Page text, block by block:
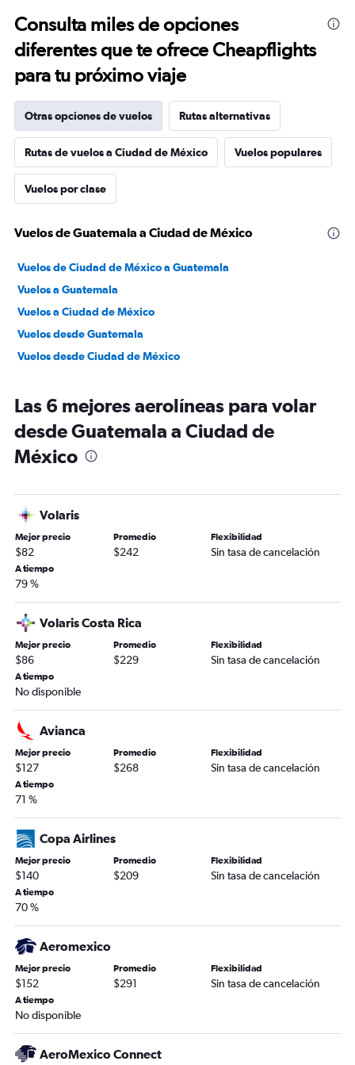
Consulta miles de opciones
diferentes que te ofrece Cheapflights
para tu próximo viaje
Otras opciones de vuelos Rutas alternativas
Rutas de vuelos a Ciudad de México Vuelos populares
Vuelos por clase
Vuelos de Guatemala a Ciudad de México
Vuelos de Ciudad de México a Guatemala
Vuelos a Guatemala
Vuelos a Ciudad de México
Vuelos desde Guatemala
Vuelos desde Ciudad de México
Las 6 mejores aerolíneas para volar
desde Guatemala a Ciudad de
México
Volaris
Mejor precio
$82
Promedio
$242
Flexibilidad
Sin tasa de cancelación
A tiempo
79 %
Volaris Costa Rica
Mejor precio
$86
Promedio
$229
Flexibilidad
Sin tasa de cancelación
A tiempo
No disponible
Avianca
Mejor precio
$127
Promedio
$268
Flexibilidad
Sin tasa de cancelación
A tiempo
71 %
Copa Airlines
Mejor precio
$140
Promedio
$209
Flexibilidad
Sin tasa de cancelación
A tiempo
70 %
Aeromexico
Mejor precio
$152
Promedio
$291
Flexibilidad
Sin tasa de cancelación
A tiempo
No disponible
AeroMexico Connect